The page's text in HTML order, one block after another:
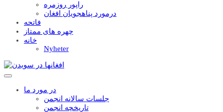
راپور روزمره
درمورد پناهجويان افغان
فاتحه
چهره های ممتاز
خانه
Nyheter
در مورد ما
جلسات سالانه انجمن
تاریخچه انجمن